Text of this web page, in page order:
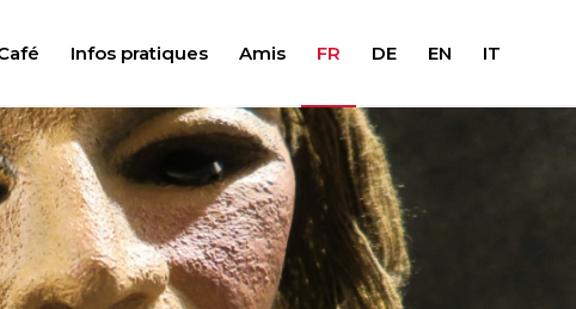
Infos pratiques Amis FR DE EN IT